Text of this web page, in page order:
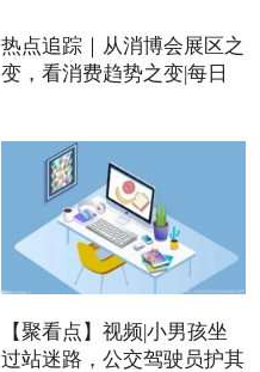
热点追踪｜从消博会展区之
变，看消费趋势之变|每日
【聚看点】视频|小男孩坐
过站迷路，公交驾驶员护其